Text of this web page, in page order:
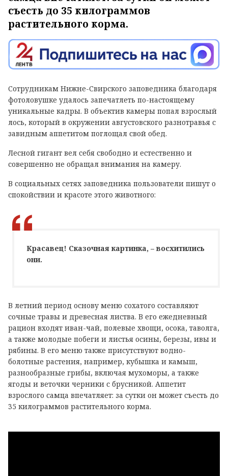
съесть до 35 килограммов
растительного корма.
Сотрудникам Нижне-Свирского заповедника благодаря
фотоловушке удалось запечатлеть по-настоящему
уникальные кадры. В объектив камеры попал взрослый
лось, который в окружении августовского разнотравья с
завидным аппетитом поглощал свой обед.
Лесной гигант вел себя свободно и естественно и
совершенно не обращал внимания на камеру.
В социальных сетях заповедника пользователи пишут о
спокойствии и красоте этого животного:
Красавец! Сказочная картинка, – восхитились
они.
В летний период основу меню сохатого составляют
сочные травы и древесная листва. В его ежедневный
рацион входят иван-чай, полевые хвощи, осока, таволга,
а также молодые побеги и листья осины, березы, ивы и
рябины. В его меню также присутствуют водно-
болотные растения, например, кубышка и камыш,
разнообразные грибы, включая мухоморы, а также
ягоды и веточки черники с брусникой. Аппетит
взрослого самца впечатляет: за сутки он может съесть до
35 килограммов растительного корма.